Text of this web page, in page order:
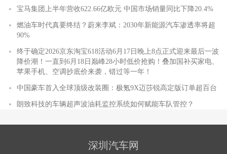
宝马集团上半年营收622.66亿欧元 中国市场销量同比下降20.4%
燃油车时代真要终结？蔚来李斌：2030年新能源汽车渗透率将超
90%
终于确定2026京东淘宝618活动6月17日晚上8点正式迎来最后一波
降价潮！一直到6月18日巅峰28小时低价抢购！叠加国补买家电、
苹果手机、空调抄底价来袭，错过等一年！
中国豪车首入全球顶级改装圈：极氪9X迈莎锐高定版订单超百台
朗致科技的车辆超声波油耗监控系统如何赋能车队管控？
深圳汽车网